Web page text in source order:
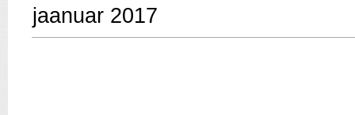
jaanuar 2017